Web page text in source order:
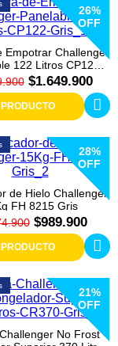
26%
OFF
Empotrar Challenger
122 Litros CP122
Gris$1.649.900
28%
OFF
de Hielo Challenger
FH 8215 Gris
$989.900
21%
OFF
No Frost